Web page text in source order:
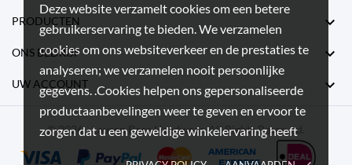
Deze website verzamelt cookies om een betere
gebruikerservaring te bieden. We verzamelen
cookies om ons websiteverkeer en de prestaties te
analyseren; we verzamelen nooit persoonlijke
gegevens. .Cookies helpen ons gepersonaliseerde
productaanbevelingen weer te geven en ervoor te
zorgen dat u een geweldige winkelervaring heeft
PRODUCTEN 
ONS BEDRIJF 
UW ACCOUNT 
© 2026 - Lauren Rose Headwear. All Rights Reserved.